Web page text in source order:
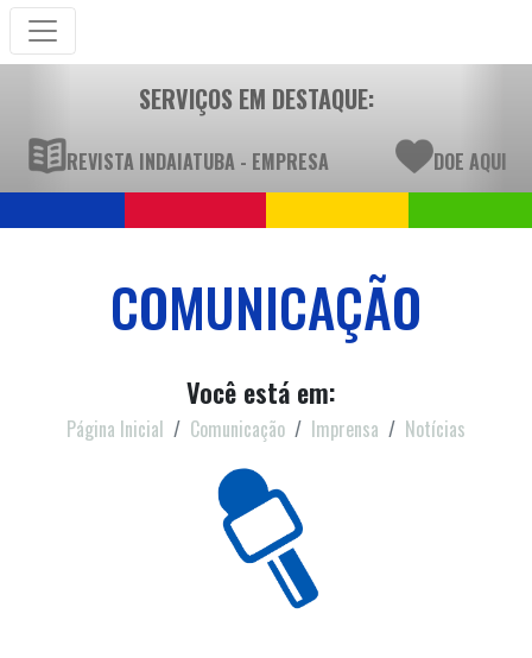
SERVIÇOS EM DESTAQUE:
REVISTA INDAIATUBA - EMPRESA DOE AQUI
COMUNICAÇÃO
Você está em:
Página Inicial Comunicação Imprensa Notícias